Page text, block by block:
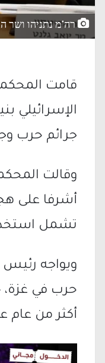
רה"מ נתניהו ושר
قامت
الإسرائيلي
جرائم حرب
وقالت
أشرفا على
تشمل
ويواجه رئيس
حرب في غزة،
أكثر من عام عن قتل أكثر 44 ألف